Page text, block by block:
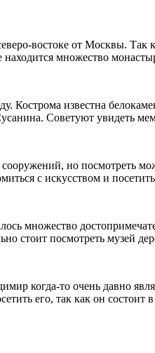
востоке от Москвы. Так
множество
Кострома известна
Советуют увидеть
но посмотреть
с искусством и
множество
стоит посмотреть музей
когда-то очень давно
его, так как он